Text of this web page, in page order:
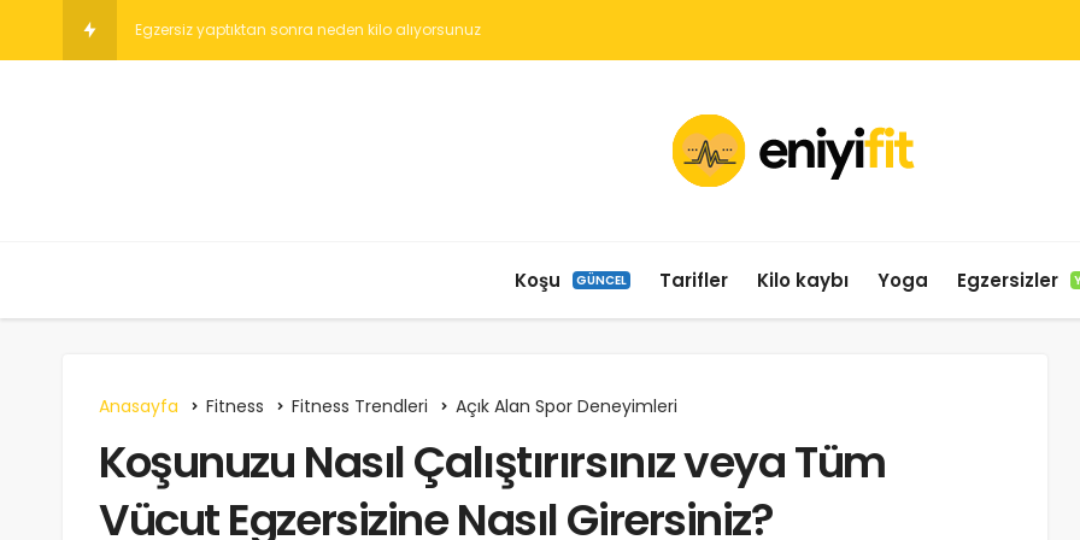
Günde Kaç Adım Yeterli?
Koşu GÜNCEL Tarifler Kilo kaybı Yoga Egzersizler
Anasayfa Fitness Fitness Trendleri Açık Alan Spor Deneyimleri
Koşunuzu Nasıl Çalıştırırsınız veya Tüm
Vücut Egzersizine Nasıl Girersiniz?